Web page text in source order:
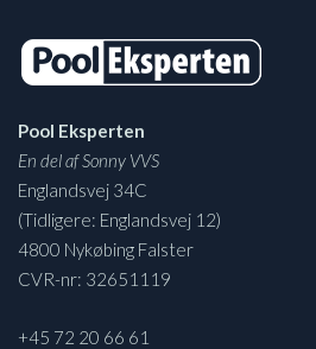
Pool Eksperten
En del af Sonny VVS
Englandsvej 34C
(Tidligere: Englandsvej 12)
4800 Nykøbing Falster
CVR-nr: 32651119
+45 72 20 66 61